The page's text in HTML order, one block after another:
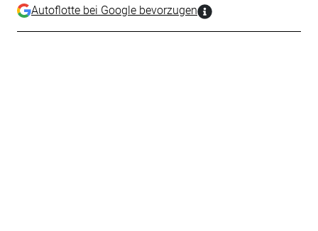
Autoflotte bei Google bevorzugen